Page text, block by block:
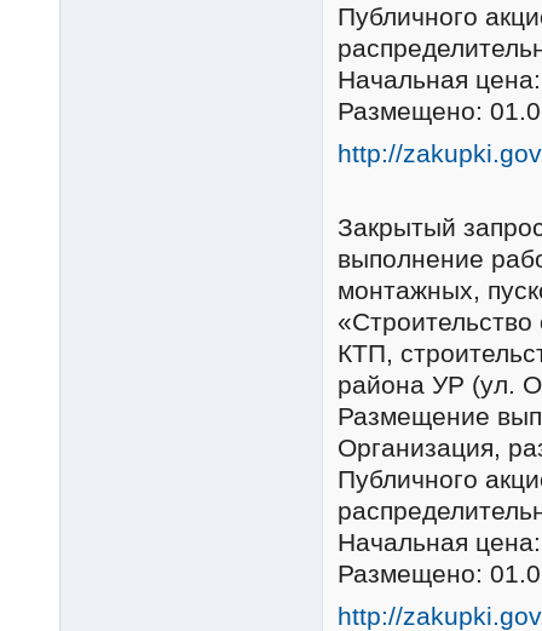
Публичного
Начальная
Размещено:
http://
Закрытый
выполнение
монтажных,
КТП,
района УР (ул.
Размещение
Организация,
Публичного
Начальная
Размещено:
http://